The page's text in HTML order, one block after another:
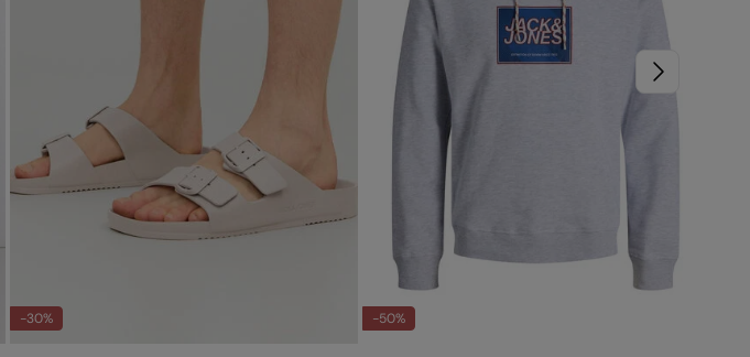
-30% -50%